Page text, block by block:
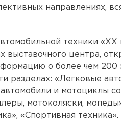
направлениях,
техники «XX
выставочного центра,
о более чем 200
разделах: «Легковые
и мотоциклы
мотоколяски,
«Спортивная техника».